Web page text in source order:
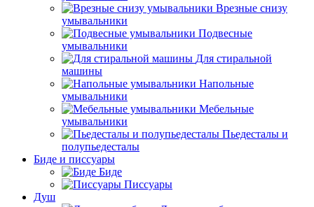
Врезные снизу
умывальники
Подвесные
умывальники
Для стиральной
машины
Напольные
умывальники
Мебельные
умывальники
Пьедесталы и
полупьедесталы
Биде и писсуары
Биде
Писсуары
Душ